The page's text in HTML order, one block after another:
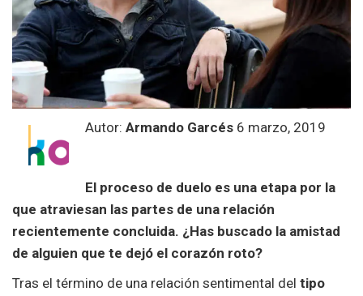
Autor: Armando Garcés 6 marzo, 2019
El proceso de duelo es una etapa por la
que atraviesan las partes de una relación
recientemente concluida. ¿Has buscado la amistad
de alguien que te dejó el corazón roto?
Tras el término de una relación sentimental del tipo